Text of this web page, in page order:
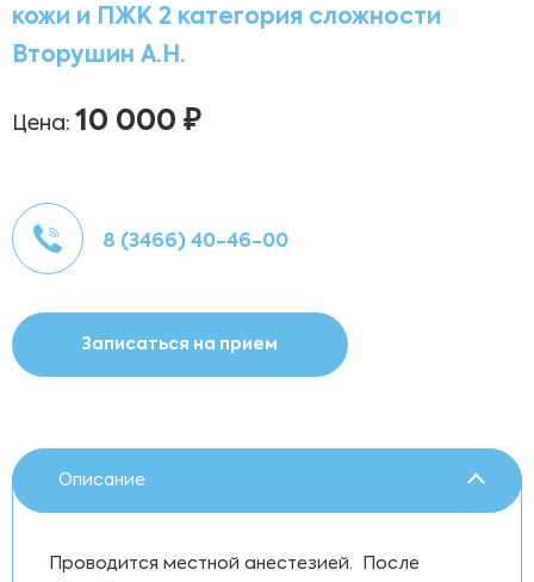
кожи и ПЖК 2 категория сложности
Вторушин А.Н.
Цена: 10 000 ₽
8 (3466) 40-46-00
Записаться на прием
Описание
Проводится местной анестезией. После